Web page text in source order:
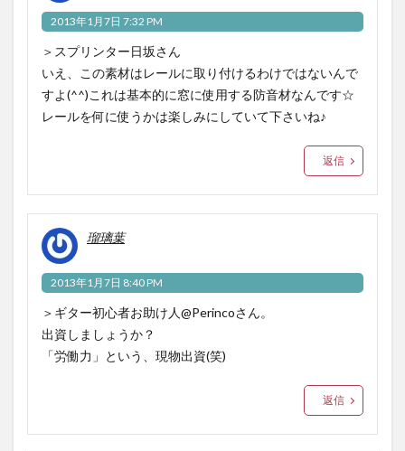
2013年1月7日 7:32 PM
＞スプリンター日坂さん
いえ、この素材はレールに取り付けるわけではないんで
すよ(^^)これは基本的に窓に使用する防音材なんです☆
レールを何に使うかは楽しみにしていて下さいね♪
返信
瑠璃葉
2013年1月7日 8:40 PM
＞ギター初心者お助け人@Perincoさん。
出資しましょうか？
「労働力」という、現物出資(笑)
返信